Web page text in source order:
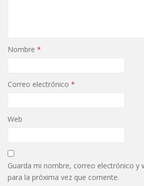
Nombre *
Correo electrónico *
Web
Guarda mi nombre, correo electrónico y
para la próxima vez que comente.